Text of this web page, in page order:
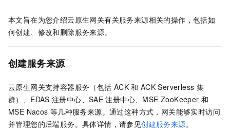
本文旨在为您介绍云原生网关有关服务来源相关的操作，包括如
何创建、修改和删除服务来源。
创建服务来源
云原生网关支持容器服务（包括 ACK 和 ACK Serverless 集
群）、EDAS 注册中心、SAE 注册中心、MSE ZooKeeper 和
MSE Nacos 等几种服务来源。通过这种方式，网关能够实时访问
并管理您的后端服务。具体详情，请参见创建服务来源。